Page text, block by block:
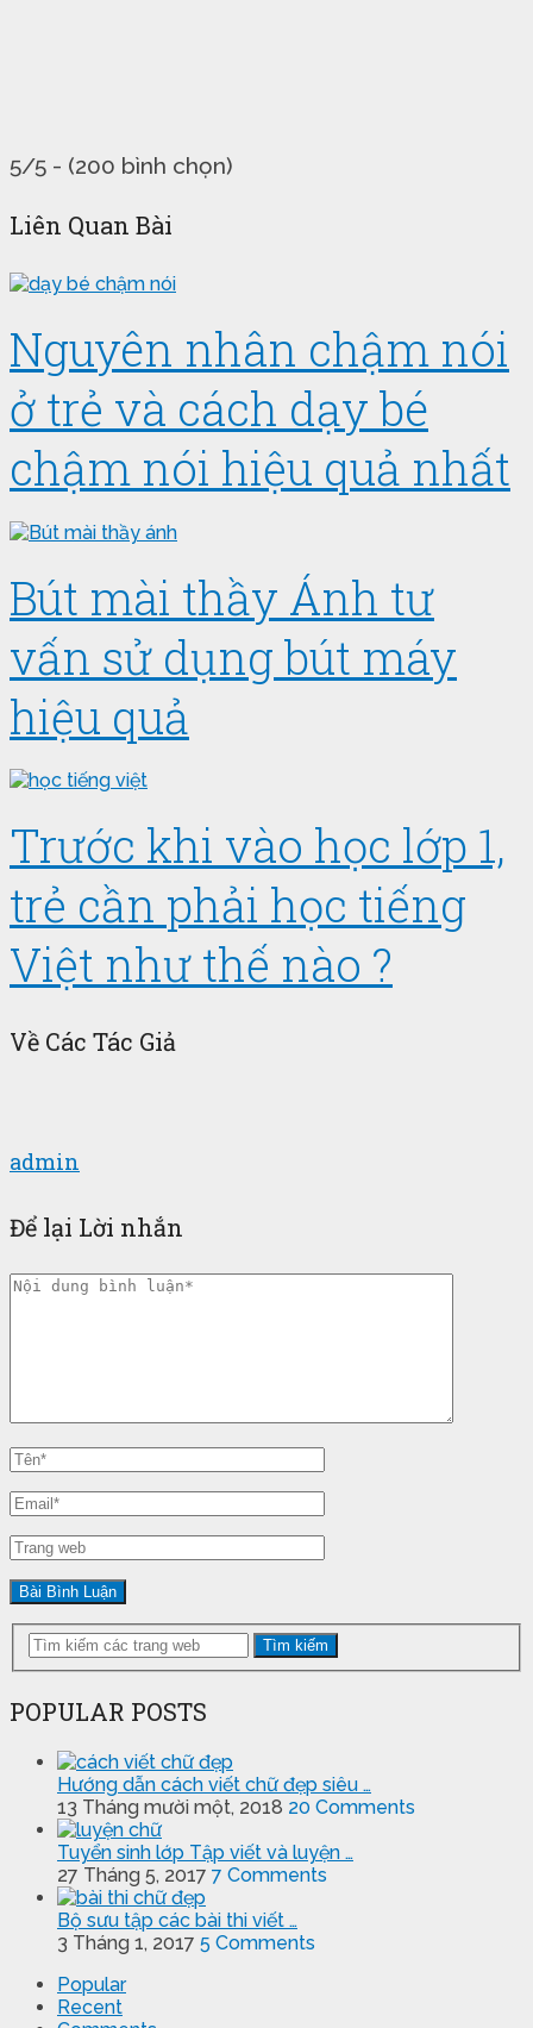
5/5 - (200 bình chọn)
Liên Quan Bài
Nguyên nhân chậm nói
ở trẻ và cách dạy bé
chậm nói hiệu quả nhất
Bút mài thầy Ánh tư
vấn sử dụng bút máy
hiệu quả
Trước khi vào học lớp 1,
trẻ cần phải học tiếng
Việt như thế nào ?
Về Các Tác Giả
admin
Để lại Lời nhắn
Tìm kiếm
POPULAR POSTS
Hướng dẫn cách viết chữ đẹp siêu …
13 Tháng mười một, 2018 20 Comments
Tuyển sinh lớp Tập viết và luyện …
27 Tháng 5, 2017 7 Comments
Bộ sưu tập các bài thi viết …
3 Tháng 1, 2017 5 Comments
Popular
Recent